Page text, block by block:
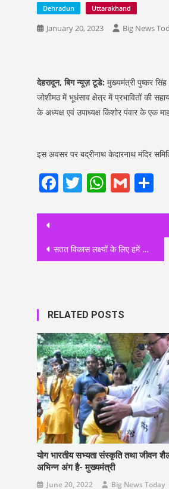
Dehradun Uttarakhand
January 20, 2023 Big News
देहरादून, बिग न्यूज़ टूडे: मुख्यमंत्री पुष्कर
जोशीमठ में भूधंसाव क्षेत्र में प्रभावितों की
के अध्यक्ष एवं उपाध्यक्ष किशोर पंवार के एक
इस अवसर पर बद्रीनाथ केदारनाथ मंदिर
Facebook
TwitterGmail
Post
navigation
सतत विकास लक्ष्यों के लिए हमें आपसी सामंजस्य के साथ समेकित विकास पर ध्यान देना होगा: मुख्य सचिव
RELATED POSTS
योग भारतीय सभ्यता संस्कृति तथा जीवन
अभिन्न अंग है- मुख्यमंत्री
June 20, 2022 Big News Today